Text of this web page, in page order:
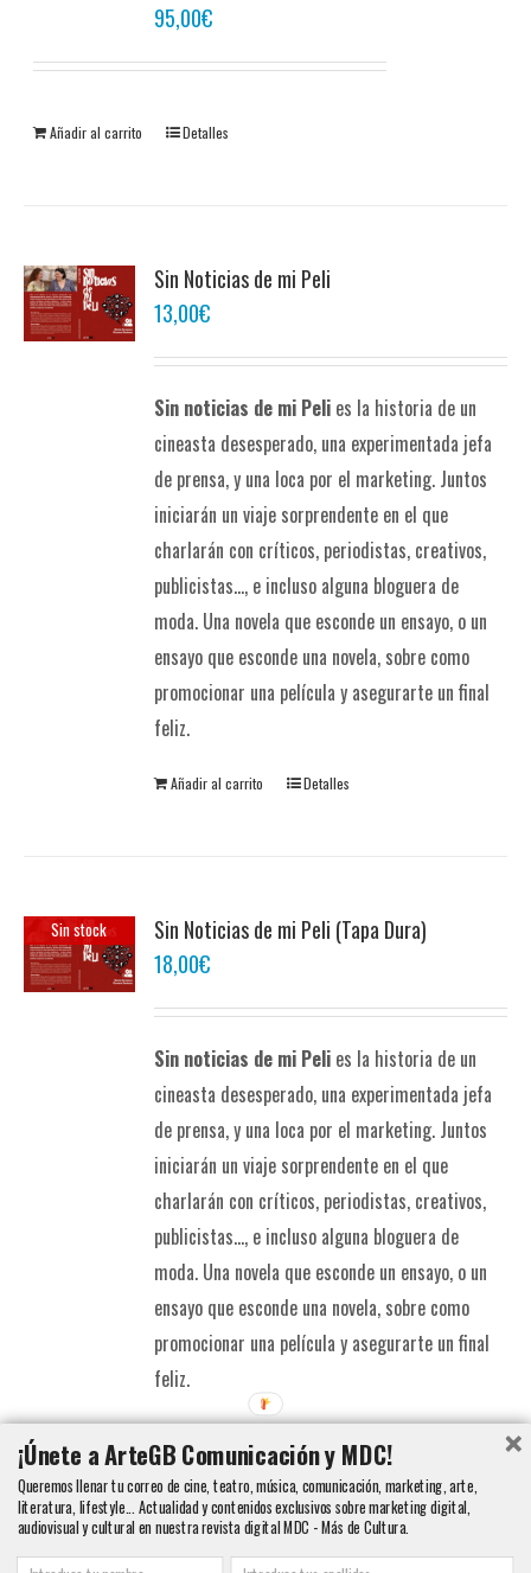
95,00€
Añadir al carrito Detalles
Sin Noticias de mi Peli
13,00€
Sin noticias de mi Peli es la historia de un
cineasta desesperado, una experimentada jefa
de prensa, y una loca por el marketing. Juntos
iniciarán un viaje sorprendente en el que
charlarán con críticos, periodistas, creativos,
publicistas..., e incluso alguna bloguera de
moda. Una novela que esconde un ensayo, o un
ensayo que esconde una novela, sobre como
promocionar una película y asegurarte un final
feliz.
Añadir al carrito Detalles
Sin stock
Sin Noticias de mi Peli (Tapa Dura)
18,00€
Sin noticias de mi Peli es la historia de un
cineasta desesperado, una experimentada jefa
de prensa, y una loca por el marketing. Juntos
iniciarán un viaje sorprendente en el que
charlarán con críticos, periodistas, creativos,
publicistas..., e incluso alguna bloguera de
moda. Una novela que esconde un ensayo, o un
ensayo que esconde una novela, sobre como
promocionar una película y asegurarte un final
feliz.
¡Únete a ArteGB Comunicación y MDC!
Queremos llenar tu correo de cine, teatro, música, comunicación, marketing, arte,
literatura, lifestyle... Actualidad y contenidos exclusivos sobre marketing digital,
audiovisual y cultural en nuestra revista digital MDC - Más de Cultura.